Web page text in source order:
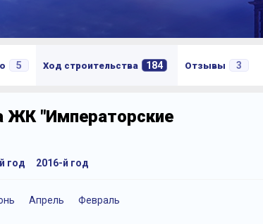
5 Ход строительства 184 Отзывы 3
ЖК "Императорские
Апрель Февраль
год 2016-й год